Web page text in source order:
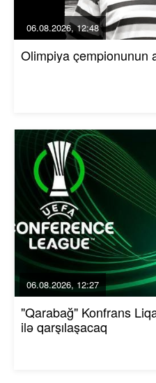
06.08.2026, 12:48
Olimpiya çempionunun
06.08.2026, 12:27
"Qarabağ" Konfrans
ilə qarşılaşacaq